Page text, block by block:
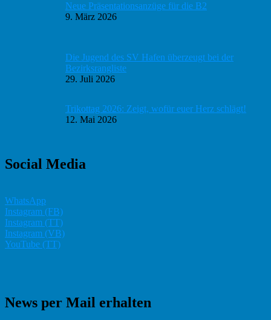
Neue Präsentationsanzüge für die B2
9. März 2026
Die Jugend des SV Hafen überzeugt bei der
Bezirksrangliste
29. Juli 2026
Trikottag 2026: Zeigt, wofür euer Herz schlägt!
12. Mai 2026
Social Media
WhatsApp
Instagram (FB)
Instagram (TT)
Instagram (VB)
YouTube (TT)
News per Mail erhalten